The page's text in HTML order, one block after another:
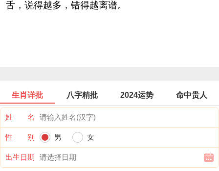
舌，说得越多，错得越离谱。
生肖详批 八字精批 2024运势 命中贵人
姓 名
性 别 男 女
出生日期